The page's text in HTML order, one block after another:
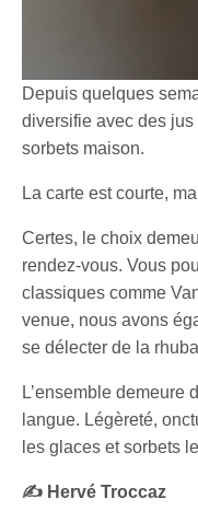
Depuis quelques
diversifie avec des
sorbets maison.
La carte est courte,
Certes, le choix
rendez-vous. Vous
classiques comme
venue, nous avons
se délecter de la
L’ensemble demeure
langue. Légèreté,
les glaces et sorbets
✍️ Hervé Troccaz